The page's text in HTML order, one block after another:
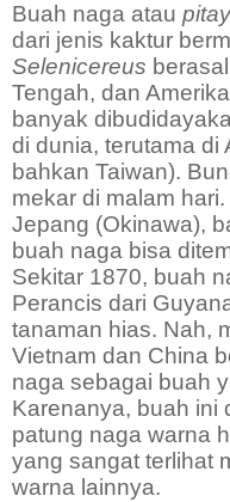
Buah naga atau
dari jenis kaktur
Selenicereus
Tengah, dan
banyak
di dunia, terutama di
bahkan Taiwan).
mekar di malam
Jepang (Okinawa),
buah naga bisa
Sekitar 1870, buah
Perancis dari
tanaman hias. Nah,
Vietnam dan China
naga sebagai buah
Karenanya, buah ini
patung naga warna
yang sangat terlihat
warna lainnya.